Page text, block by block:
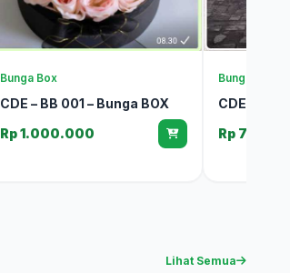
Bunga Box
CDE – BB 001 – Bunga BOX
Rp 1.000.000
Bunga Meja
CDE – BM
Rp
Lihat Semua